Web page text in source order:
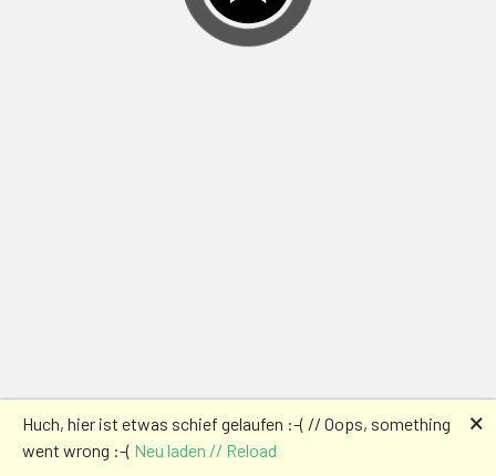
Huch, hier ist etwas schief gelaufen :-( // Oops, something
went wrong :-( Neu laden // Reload
🗙